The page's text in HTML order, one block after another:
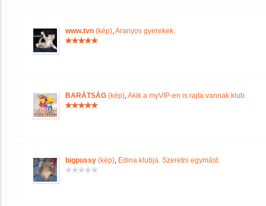
www.tvn (kép),Aranyos gyerekek.
BARÁTSÁG (kép),Akik a myVIP-en is rajta vannak klub
bigpussy (kép), Edina klubja. Szeretni egymást.